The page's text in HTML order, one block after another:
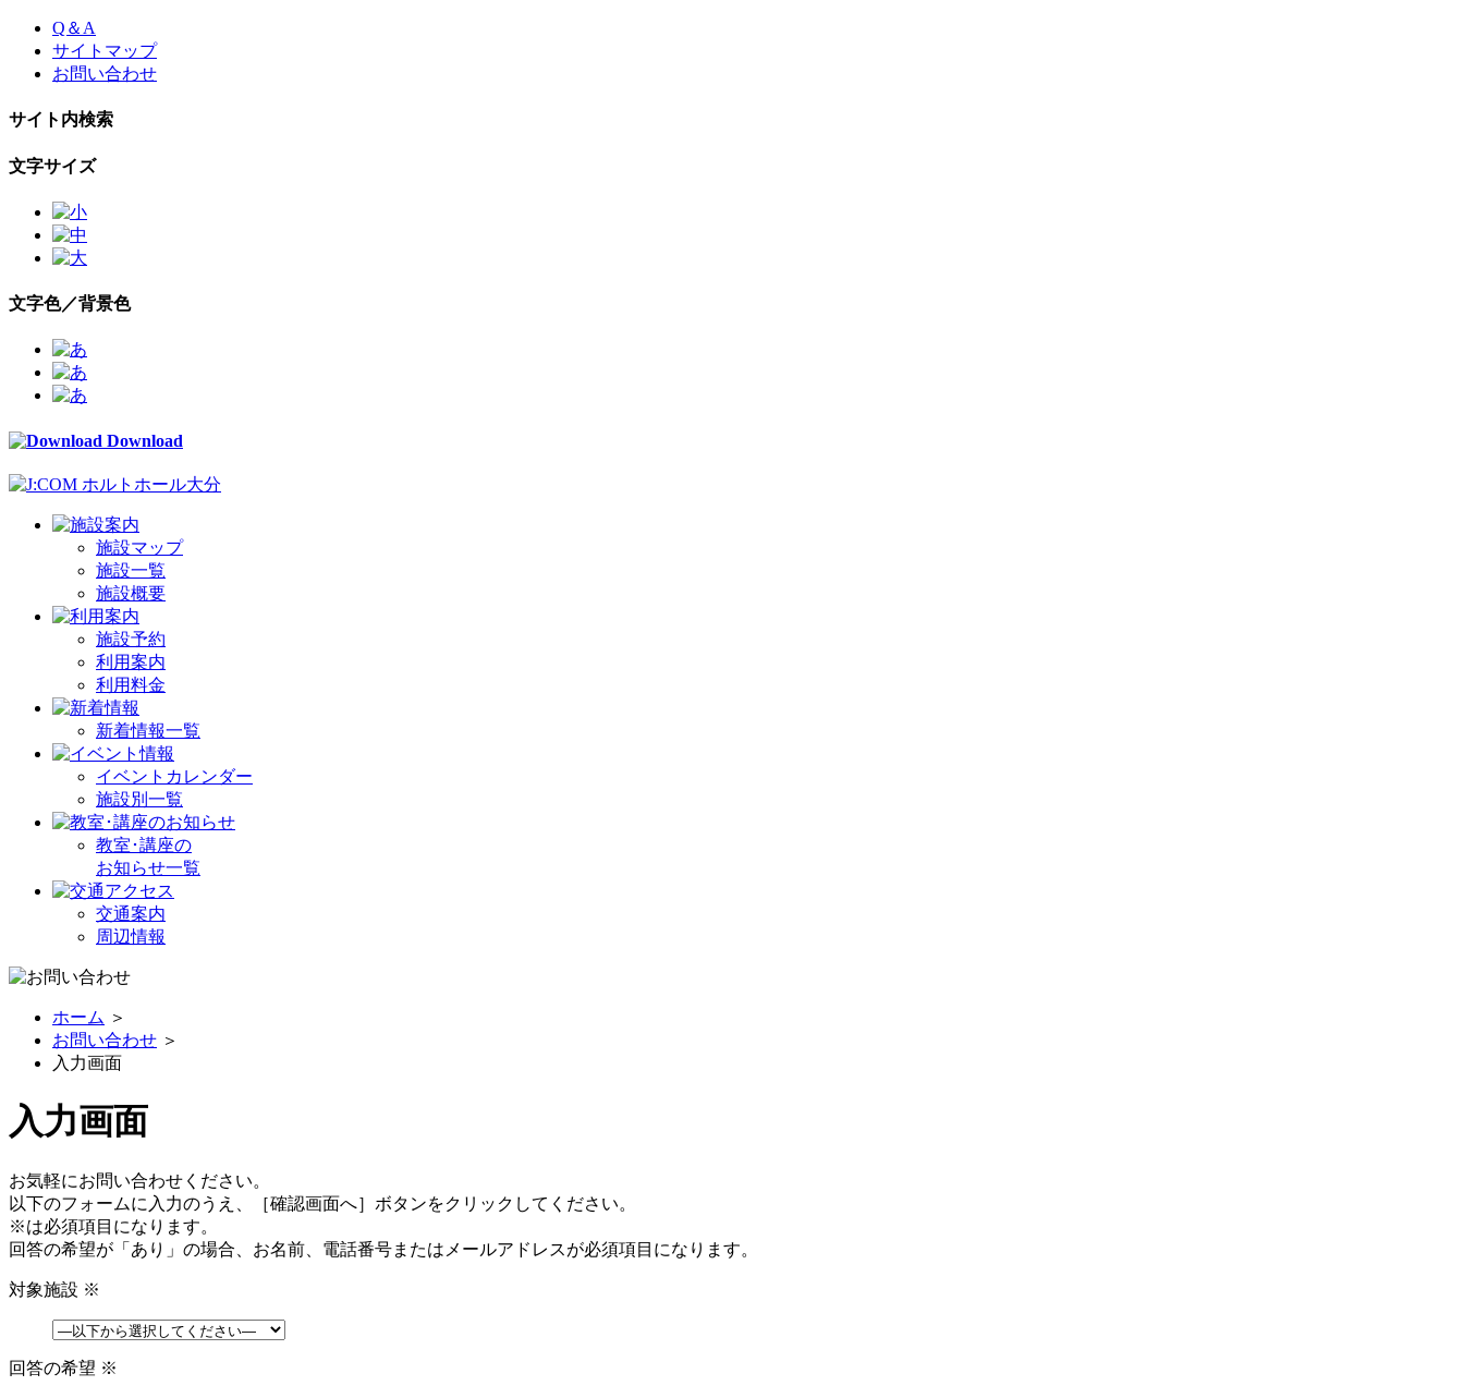
Skip
content
Q＆A
サイトマップ
お問い合わせ
サイト内検索
文字サイズ
文字色／背景色
Download
施設マップ
施設一覧
施設概要
施設予約
利用案内
利用料金
新着情報一覧
イベントカレンダー
施設別一覧
教室･講座の
お知らせ一覧
交通案内
周辺情報
ホーム ＞
お問い合わせ ＞
入力画面
入力画面
お気軽にお問い合わせください。
以下のフォームに入力のうえ、［確認画面へ］ボタンをクリックしてください。
※は必須項目になります。
回答の希望が「あり」の場合、お名前、電話番号またはメールアドレスが必須項目になります。
対象施設 ※
回答の希望 ※